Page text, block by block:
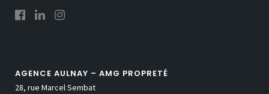
AGENCE AULNAY – AMG PROPRETÉ
28, rue Marcel Sembat